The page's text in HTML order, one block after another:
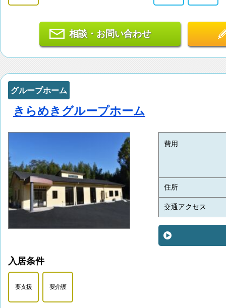
相談・お問い合わせ
グループホーム
きらめきグループホーム
費用
住所
交通アクセス
入居条件
要支援 要介護